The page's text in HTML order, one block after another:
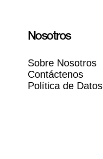
Nosotros
Sobre Nosotros
Contáctenos
Política de Datos